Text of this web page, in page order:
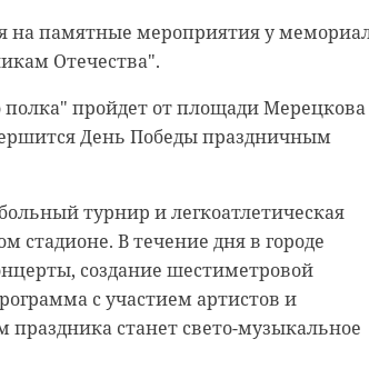
на памятные мероприятия у
Отечества".
пройдет от площади
День Победы праздничным
турнир и легкоатлетическая
стадионе. В течение дня в городе
создание шестиметровой
с участием артистов и
станет свето-музыкальное